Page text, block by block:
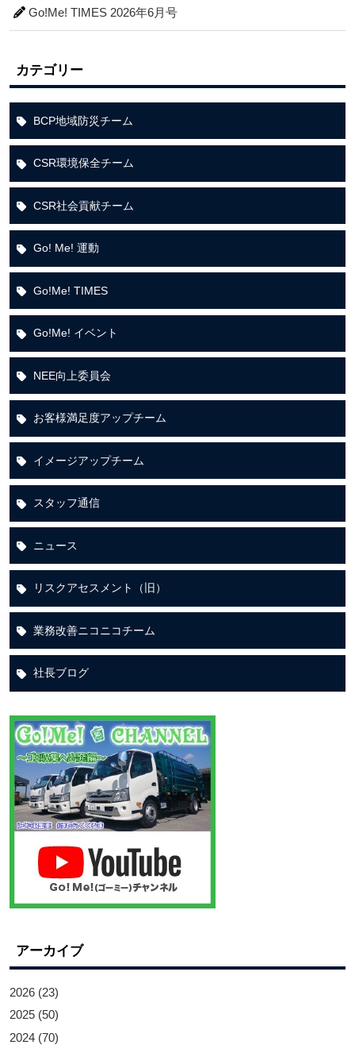
Go!Me! TIMES 2026年6月号
カテゴリー
BCP地域防災チーム
CSR環境保全チーム
CSR社会貢献チーム
Go! Me! 運動
Go!Me! TIMES
Go!Me! イベント
NEE向上委員会
お客様満足度アップチーム
イメージアップチーム
スタッフ通信
ニュース
リスクアセスメント（旧）
業務改善ニコニコチーム
社長ブログ
アーカイブ
2026 (23)
2025 (50)
2024 (70)